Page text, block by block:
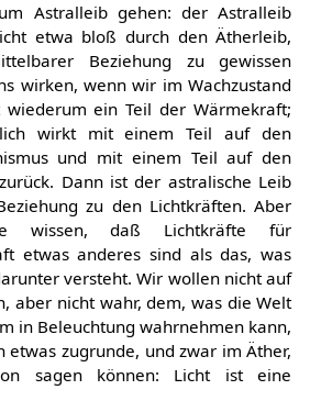
Astralleib gehen: der Astralleib
etwa bloß durch den Ätherleib,
Beziehung zu gewissen
wirken, wenn wir im Wachzustand
ein Teil der Wärmekraft;
wirkt mit einem Teil auf den
und mit einem Teil auf den
Dann ist der astralische Leib
zu den Lichtkräften. Aber
wissen, daß Lichtkräfte für
etwas anderes sind als das, was
versteht. Wir wollen nicht auf
aber nicht wahr, dem, was die Welt
in Beleuchtung wahrnehmen kann,
etwas zugrunde, und zwar im Äther,
sagen können: Licht ist eine